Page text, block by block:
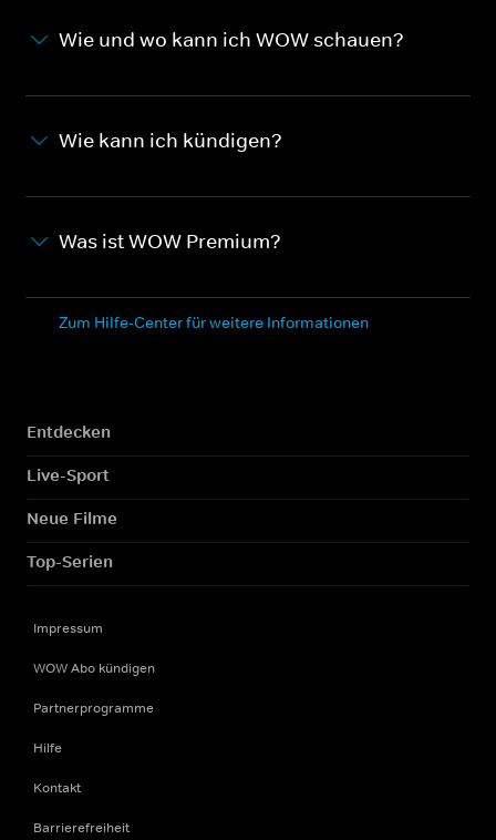
Wie und wo kann ich WOW schauen?
Wie kann ich kündigen?
Was ist WOW Premium?
Zum Hilfe-Center für weitere Informationen
Entdecken
Live-Sport
Neue Filme
Top-Serien
Impressum
WOW Abo kündigen
Partnerprogramme
Hilfe
Kontakt
Barrierefreiheit